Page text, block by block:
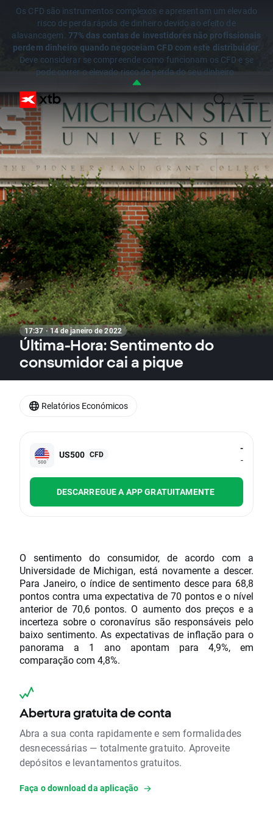
Os CFD são instrumentos complexos e apresentam um elevado
risco de perda rápida de dinheiro devido ao efeito de
alavancagem. 77% das contas de investidores não profissionais
perdem dinheiro quando negoceiam CFD com este distribuidor.
Deve considerar se compreende como funcionam os CFD e se
pode correr o elevado risco de perda do seu dinheiro.
17:37 · 14 de janeiro de 2022
Última-Hora: Sentimento do
consumidor cai a pique
US500 CFD
-
-
DESCARREGUE A APP GRATUITAMENTE
O sentimento do consumidor, de acordo com a
Universidade de Michigan, está novamente a descer.
Para Janeiro, o índice de sentimento desce para 68,8
pontos contra uma expectativa de 70 pontos e o nível
anterior de 70,6 pontos. O aumento dos preços e a
incerteza sobre o coronavírus são responsáveis pelo
baixo sentimento. As expectativas de inflação para o
panorama a 1 ano apontam para 4,9%, em
comparação com 4,8%.
Abertura gratuita de conta
Abra a sua conta rapidamente e sem formalidades
desnecessárias — totalmente gratuito. Aproveite
depósitos e levantamentos gratuitos.
Faça o download da aplicação
Relatórios Económicos